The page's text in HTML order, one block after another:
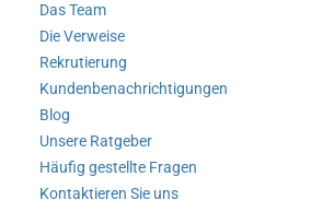
Das Team
Die Verweise
Rekrutierung
Kundenbenachrichtigungen
Blog
Unsere Ratgeber
Häufig gestellte Fragen
Kontaktieren Sie uns